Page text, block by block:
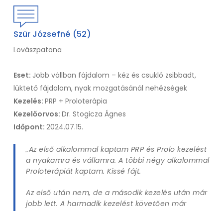
Szür Józsefné (52)
Lovászpatona
Eset: Jobb vállban fájdalom – kéz és csukló zsibbadt,
lüktető fájdalom, nyak mozgatásánál nehézségek
Kezelés:PRP + Proloterápia
Kezelőorvos:Dr. Stogicza Ágnes
Időpont:2024.07.15.
„Az első alkalommal kaptam PRP és Prolo kezelést
a nyakamra és vállamra. A többi négy alkalommal
Proloterápiát kaptam. Kissé fájt.
Az első után nem, de a második kezelés után már
jobb lett. A harmadik kezelést követően már